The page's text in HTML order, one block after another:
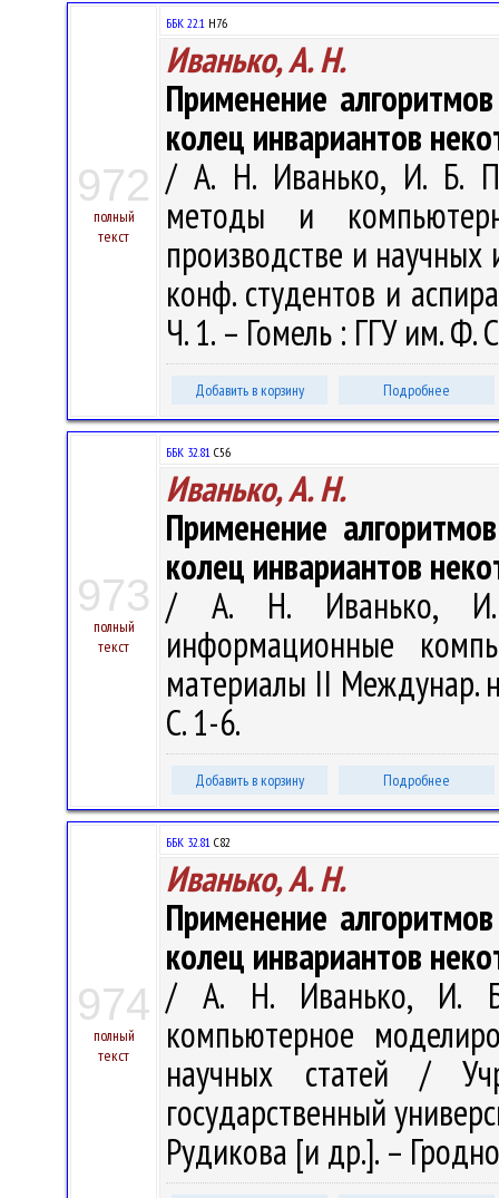
972
полный
текст
ББК 22.1 Н76
Иванько, А. Н.
Применение
колец инвариантов
/ А. Н. Иванько, И. Б.
методы и
производстве и научных
конф. студентов и
Ч. 1. – Гомель : ГГУ им.
Добавить в корзину Подробнее
973
полный
текст
ББК 32.81 С56
Иванько, А. Н.
Применение
колец инвариантов
/ А. Н. Иванько, И.
информационные
материалы II Междунар.
С. 1-6.
Добавить в корзину Подробнее
974
полный
текст
ББК 32.81 С82
Иванько, А. Н.
Применение
колец инвариантов
/ А. Н. Иванько, И. Б.
компьютерное
научных статей /
государственный
Рудикова [и др.]. –